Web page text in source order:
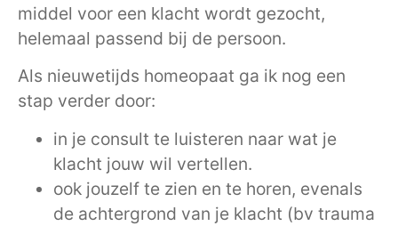
middel voor een klacht wordt gezocht,
helemaal passend bij de persoon.
Als nieuwetijds homeopaat ga ik nog een
stap verder door:
in je consult te luisteren naar wat je
klacht jouw wil vertellen.
ook jouzelf te zien en te horen, evenals
de achtergrond van je klacht (bv trauma